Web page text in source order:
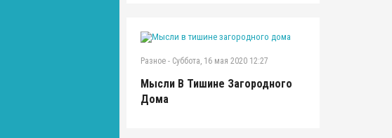
Разное - Суббота, 16 мая 2020 12:27
Мысли В Тишине Загородного
Дома